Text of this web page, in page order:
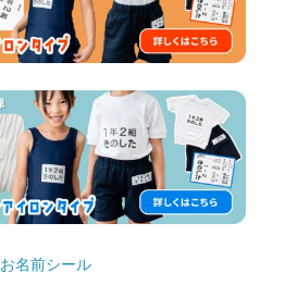
お名前シール